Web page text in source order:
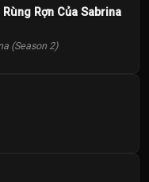
Rợn Của Sabrina
(Season 2)